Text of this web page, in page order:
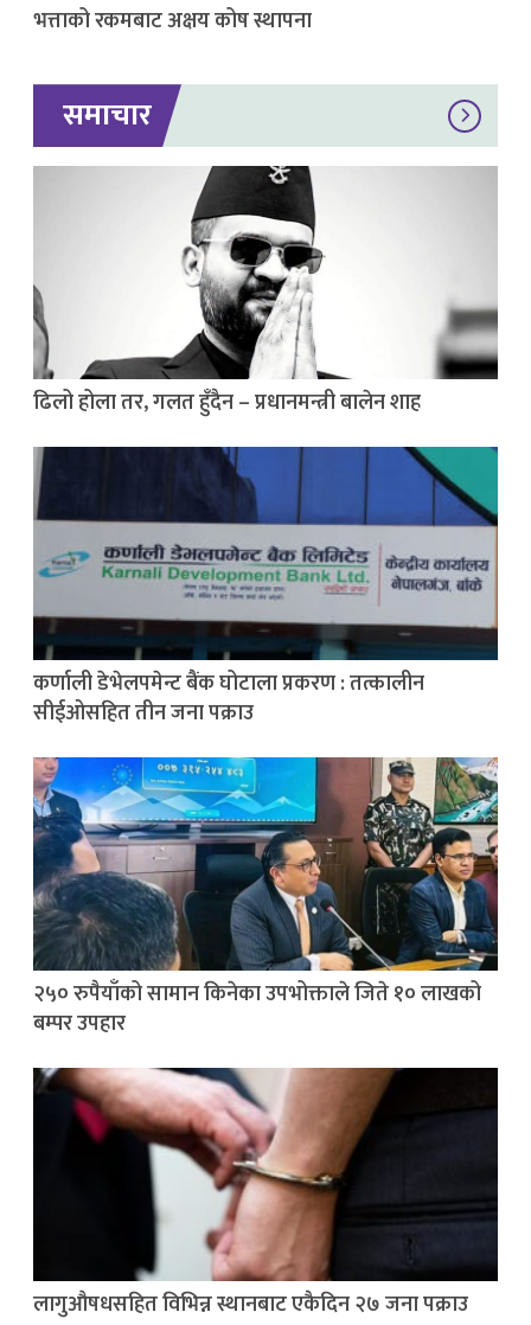
भत्ताको रकमबाट अक्षय कोष स्थापना
समाचार
ढिलो होला तर, गलत हुँदैन – प्रधानमन्त्री बालेन शाह
कर्णाली डेभेलपमेन्ट बैंक घोटाला प्रकरण : तत्कालीन
सीईओसहित तीन जना पक्राउ
२५० रुपैयाँको सामान किनेका उपभोक्ताले जिते १० लाखको
बम्पर उपहार
लागुऔषधसहित विभिन्न स्थानबाट एकैदिन २७ जना पक्राउ